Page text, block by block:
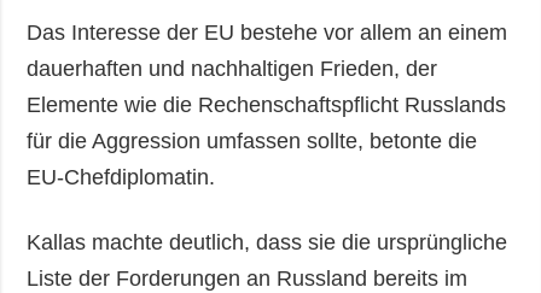
Das Interesse der EU bestehe vor allem an einem
dauerhaften und nachhaltigen Frieden, der
Elemente wie die Rechenschaftspflicht Russlands
für die Aggression umfassen sollte, betonte die
EU-Chefdiplomatin.
Kallas machte deutlich, dass sie die ursprüngliche
Liste der Forderungen an Russland bereits im